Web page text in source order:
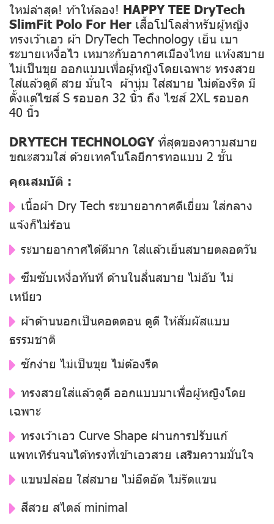
ใหม่ล่าสุด! ท้าให้ลอง! HAPPY TEE DryTech
SlimFit Polo For Her เสื้อโปโลสำหรับผู้หญิง
ทรงเว้าเอว ผ้า DryTech Technology เย็น เบา
ระบายเหงื่อไว เหมาะกับอากาศเมืองไทย แห้งสบาย
ไม่เป็นขุย ออกแบบเพื่อผู้หญิงโดยเฉพาะ ทรงสวย
ใส่แล้วดูดี สวย มั่นใจ ผ้านุ่ม ใส่สบาย ไม่ต้องรีด มี
ตั้งแต่ไซส์ S รอบอก 32 นิ้ว ถึง ไซส์ 2XL รอบอก
40 นิ้ว
DRYTECH TECHNOLOGYที่สุดของความสบาย
ขณะสวมใส่ ด้วยเทคโนโลยีการทอแบบ 2 ชั้น
คุณสมบัติ :
เนื้อผ้า Dry Tech ระบายอากาศดีเยี่ยม ใส่กลาง
แจ้งก็ไม่ร้อน
ระบายอากาศได้ดีมาก ใส่แล้วเย็นสบายตลอดวัน
ซึมซับเหงื่อทันที ด้านในลื่นสบาย ไม่อับ ไม่
เหนียว
ผ้าด้านนอกเป็นคอตตอน ดูดี ให้สัมผัสแบบ
ธรรมชาติ
ซักง่าย ไม่เป็นขุย ไม่ต้องรีด
ทรงสวยใส่แล้วดูดี ออกแบบมาเพื่อผู้หญิงโดย
เฉพาะ
ทรงเว้าเอว Curve Shape ผ่านการปรับแก้
แพทเทิร์นจนได้ทรงที่เข้าเอวสวย เสริมความมั่นใจ
แขนปล่อย ใส่สบาย ไม่อึดอัด ไม่รัดแขน
สีสวย สไตล์ minimal